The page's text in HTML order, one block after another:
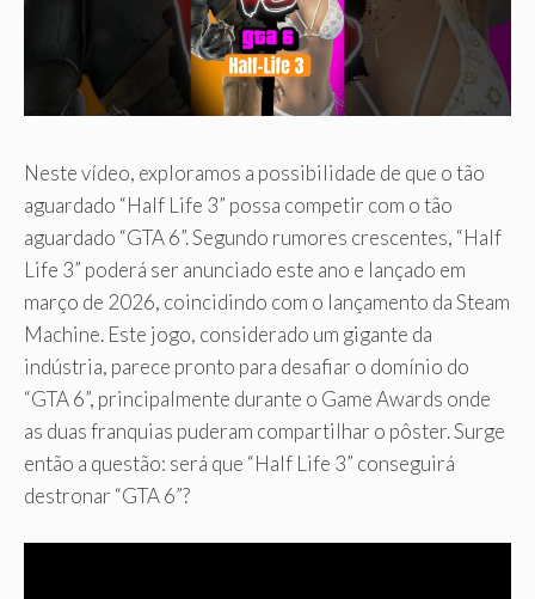
Neste vídeo, exploramos a possibilidade de que o tão
aguardado “Half Life 3” possa competir com o tão
aguardado “GTA 6”. Segundo rumores crescentes, “Half
Life 3” poderá ser anunciado este ano e lançado em
março de 2026, coincidindo com o lançamento da Steam
Machine. Este jogo, considerado um gigante da
indústria, parece pronto para desafiar o domínio do
“GTA 6”, principalmente durante o Game Awards onde
as duas franquias puderam compartilhar o pôster. Surge
então a questão: será que “Half Life 3” conseguirá
destronar “GTA 6”?